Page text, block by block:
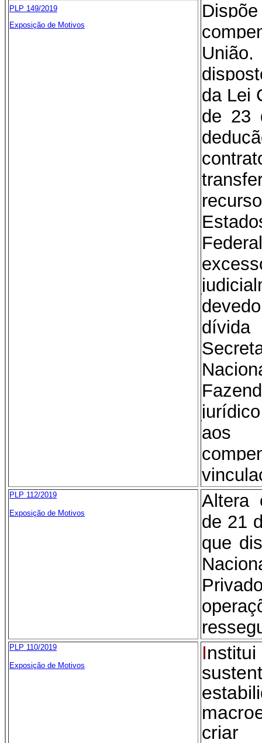
PLP 149/2019
Exposição de Motivos
da Lei
de 23
dívida
aos
PLP 112/2019
Exposição de Motivos
Altera
de 21
que
PLP 110/2019
Exposição de Motivos
I